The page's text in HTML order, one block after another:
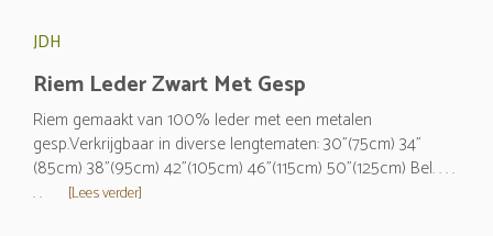
JDH
Riem Leder Zwart Met Gesp
Riem gemaakt van 100% leder met een metalen
gesp.Verkrijgbaar in diverse lengtematen: 30"(75cm) 34"
(85cm) 38"(95cm) 42"(105cm) 46"(115cm) 50"(125cm) Bel. . . .
. .
[Lees verder]